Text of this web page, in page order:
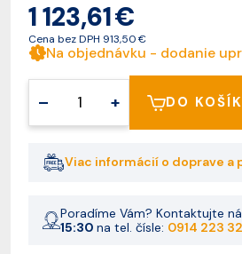
1 123,61 €
Cena bez DPH 913,50 €
Na objednávku - dodanie
– + DO
Viac informácií o doprave a
Poradíme Vám? Kontaktujte
15:30 na tel. čísle: 0914 223